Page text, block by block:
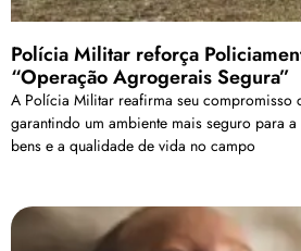
Polícia Militar reforça
“Operação Agrogerais Segura”
A Polícia Militar reafirma seu compromisso
garantindo um ambiente mais seguro para
bens e a qualidade de vida no campo